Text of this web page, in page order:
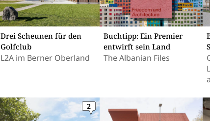
Drei Scheunen für den
Golfclub
L2A im Berner Oberland
Buchtipp: Ein Premier
entwirft sein Land
The Albanian Files
2